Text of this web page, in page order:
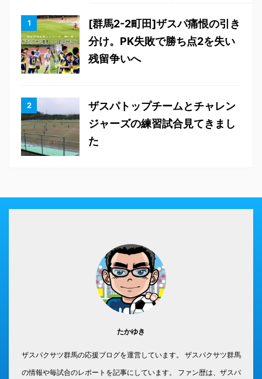
[群馬2-2町田]ザスパ痛恨の引き
分け。PK失敗で勝ち点2を失い
残留争いへ
ザスパトップチームとチャレン
ジャーズの練習試合見てきまし
た
たかゆき
ザスパクサツ群馬の応援ブログを運営しています。 ザスパクサツ群馬
の情報や毎試合のレポートを記事にしています。 ファン歴は、ザスパ